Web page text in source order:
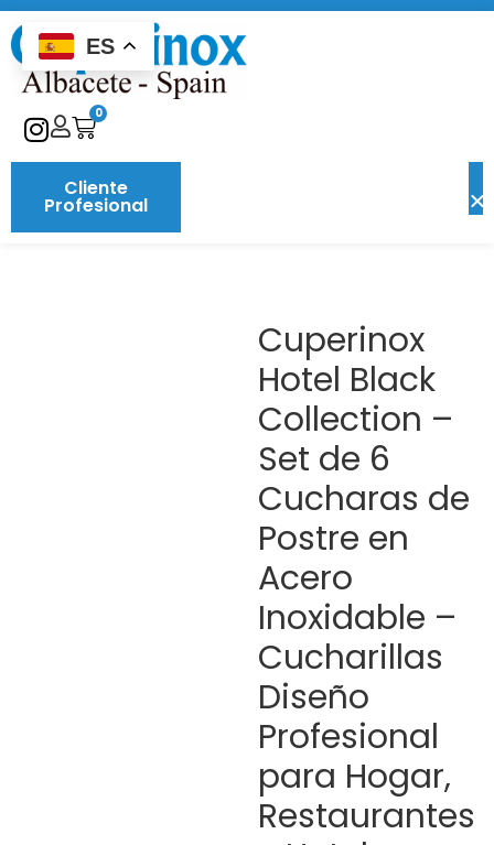
Cliente
Profesional
0
Cuperinox
Hotel Black
Collection –
Set de 6
Cucharas de
Postre en
Acero
Inoxidable –
Cucharillas
Diseño
Profesional
para Hogar,
Restaurantes
ES